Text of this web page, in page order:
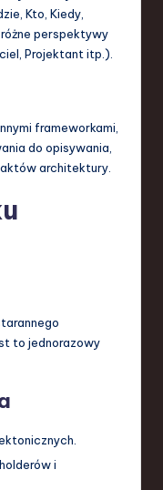
Kto, Kiedy,
perspektywy
Projektant itp.).
frameworkami,
do opisywania,
architektury.
to jednorazowy
i